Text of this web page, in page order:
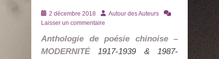
Posté
le
2 décembre 2018 AuteurAutour des Auteurs
Laisser un commentaire
Anthologie de poésie chinoise –
MODERNITÉ1917-1939 & 1987-